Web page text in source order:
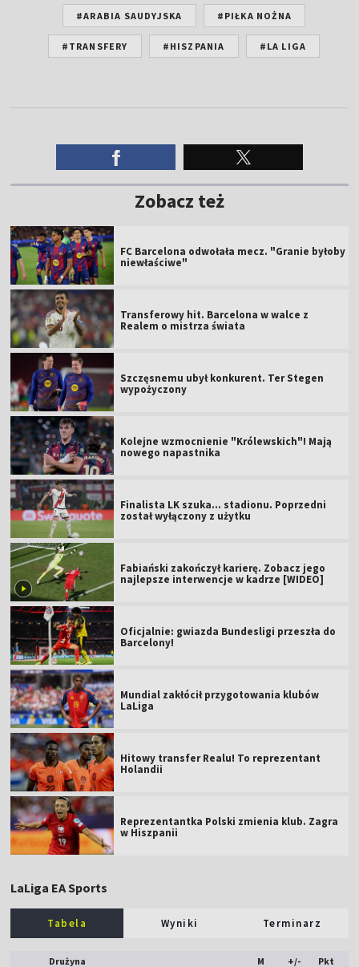
#ARABIA SAUDYJSKA #PIŁKA NOŻNA
#TRANSFERY #HISZPANIA #LA LIGA
Zobacz też
FC Barcelona odwołała mecz. "Granie byłoby
niewłaściwe"
Transferowy hit. Barcelona w walce z
Realem o mistrza świata
Szczęsnemu ubył konkurent. Ter Stegen
wypożyczony
Kolejne wzmocnienie "Królewskich"! Mają
nowego napastnika
Finalista LK szuka... stadionu. Poprzedni
został wyłączony z użytku
Fabiański zakończył karierę. Zobacz jego
najlepsze interwencje w kadrze [WIDEO]
Oficjalnie: gwiazda Bundesligi przeszła do
Barcelony!
Mundial zakłócił przygotowania klubów
LaLiga
Hitowy transfer Realu! To reprezentant
Holandii
Reprezentantka Polski zmienia klub. Zagra
w Hiszpanii
LaLiga EA Sports
Tabela Wyniki Terminarz
Drużyna M +/- Pkt